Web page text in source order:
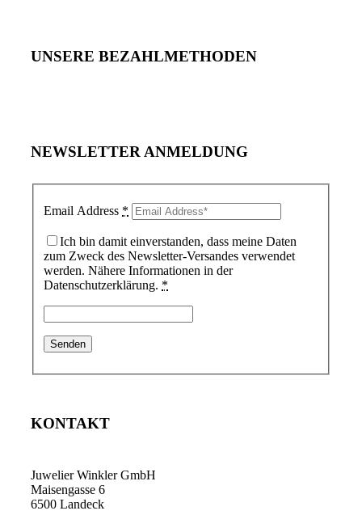
UNSERE BEZAHLMETHODEN
NEWSLETTER ANMELDUNG
Email Address *
Ich bin damit einverstanden, dass meine Daten
zum Zweck des Newsletter-Versandes verwendet
werden. Nähere Informationen in der
Datenschutzerklärung. *
KONTAKT
Juwelier Winkler GmbH
Maisengasse 6
6500 Landeck